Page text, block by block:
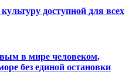
доступной для всех
в мире человеком,
без единой остановки